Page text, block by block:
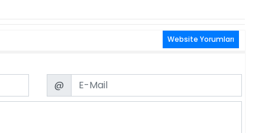
Website Yorumları
Email
@